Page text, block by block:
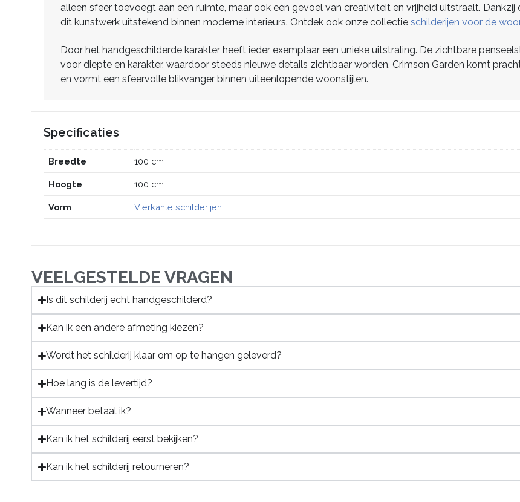
alleen sfeer toevoegt aan een ruimte, maar ook een gevoel van creativiteit en vrijheid uitstraalt.
dit kunstwerk uitstekend binnen moderne interieurs. Ontdek ook onze collectie schilderijen voor de
Door het handgeschilderde karakter heeft ieder exemplaar een unieke uitstraling. De zichtbare
voor diepte en karakter, waardoor steeds nieuwe details zichtbaar worden. Crimson Garden komt
en vormt een sfeervolle blikvanger binnen uiteenlopende woonstijlen.
Specificaties
Breedte 100 cm
Hoogte 100 cm
Vorm Vierkante schilderijen
VEELGESTELDE VRAGEN
Is dit schilderij echt handgeschilderd?
Kan ik een andere afmeting kiezen?
Wordt het schilderij klaar om op te hangen geleverd?
Hoe lang is de levertijd?
Wanneer betaal ik?
Kan ik het schilderij eerst bekijken?
Kan ik het schilderij retourneren?